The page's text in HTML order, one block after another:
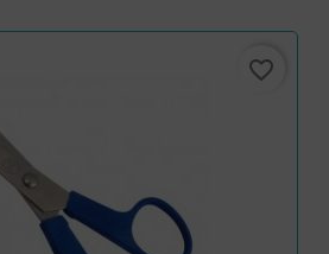
favorite_border